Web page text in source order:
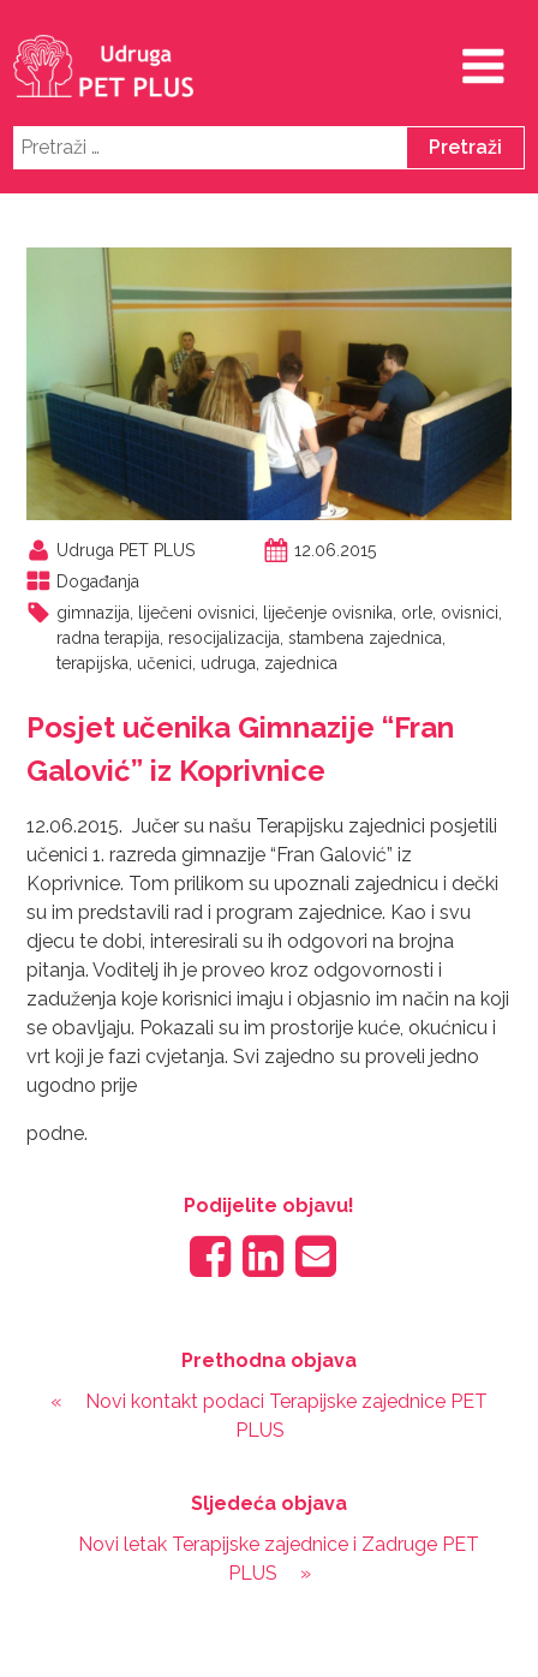
Pretraži:
Udruga PET PLUS
12.06.2015
Događanja
gimnazija
liječeni ovisnici liječenje ovisnika orle ovisnici
radna terapija resocijalizacija ,stambena zajednica
terapijska učenici udruga zajednica
Posjet učenika Gimnazije “Fran
Galović” iz Koprivnice
12.06.2015. Jučer su našu Terapijsku zajednici posjetili
učenici 1. razreda gimnazije “Fran Galović” iz
Koprivnice. Tom prilikom su upoznali zajednicu i dečki
su im predstavili rad i program zajednice. Kao i svu
djecu te dobi, interesirali su ih odgovori na brojna
pitanja. Voditelj ih je proveo kroz odgovornosti i
zaduženja koje korisnici imaju i objasnio im način na koji
se obavljaju. Pokazali su im prostorije kuće, okućnicu i
vrt koji je fazi cvjetanja. Svi zajedno su proveli jedno
ugodno prije
podne.
Podijelite objavu!
Prethodna objava
«
Novi kontakt podaci Terapijske zajednice PET
PLUS
Sljedeća objava
Novi letak Terapijske zajednice i Zadruge PET
PLUS
»